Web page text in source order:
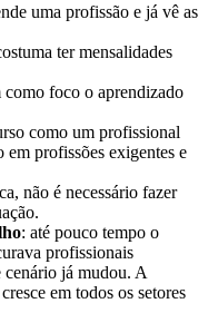
uma profissão e já vê as
ter mensalidades
como foco o aprendizado
como um profissional
profissões exigentes e
não é necessário fazer
: até pouco tempo o
profissionais
cenário já mudou. A
em todos os setores